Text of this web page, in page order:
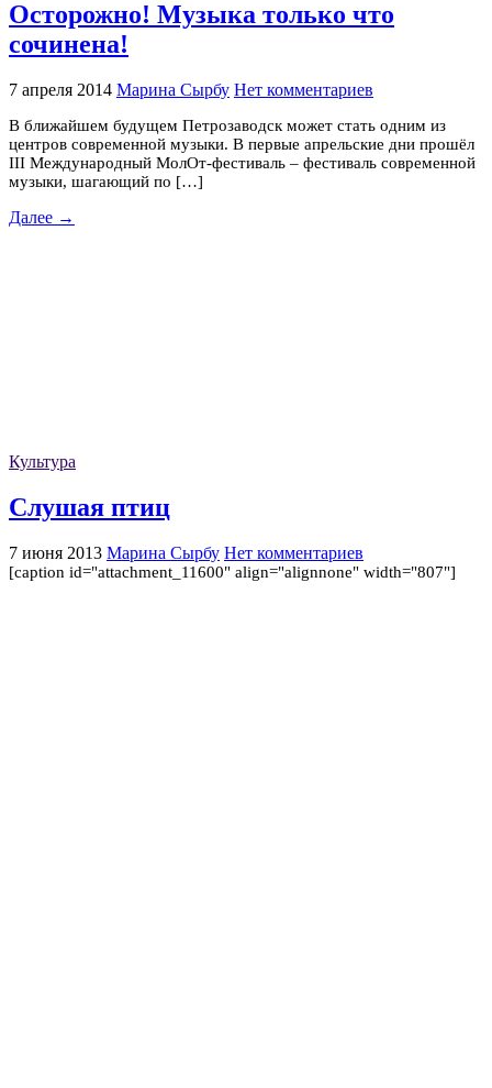
Осторожно! Музыка только что
сочинена!
7 апреля 2014 Марина Сырбу Нет комментариев
В ближайшем будущем Петрозаводск может стать одним из
центров современной музыки. В первые апрельские дни прошёл
III Международный МолОт-фестиваль – фестиваль современной
музыки, шагающий по […]
Далее →
Культура
Слушая птиц
7 июня 2013 Марина Сырбу Нет комментариев
[caption id="attachment_11600" align="alignnone" width="807"]